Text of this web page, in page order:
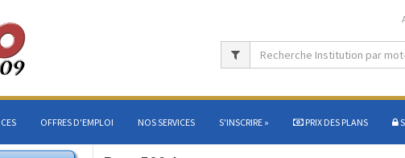
OFFRES D'EMPLOI NOS SERVICES S'INSCRIRE » PRIX DES PLANS